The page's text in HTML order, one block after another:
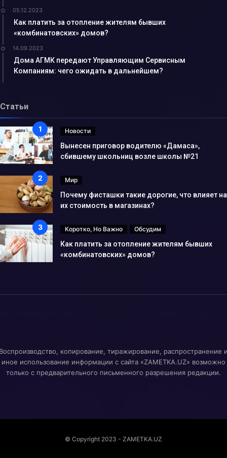
05.12.2023
Как платить за отопление жителям бывших
«комбинатовских» домов?
14.09.2023
Дома АГМК передают Управляющим Сервисным
Компаниям: чего ожидать в дальнейшем?
Статьи
Новости
Вынесен приговор водителю «Дамаса»,
сбившему школьниц возле школы №21
Мир
Почему фисташки такие дорогие, что влияет на
их стоимость в магазинах?
Коротко, Но Важно Обсудим
Как платить за отопление жителям бывших
«комбинатовских» домов?
копирование, тиражирование, распространение
иное использование информации с сайта «ZAMETKA.UZ» возможно
только с предварительного письменного разрешения редакции.
© Copyright 2023 - ZAMETKA.UZ